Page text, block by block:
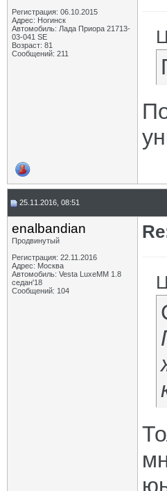
Регистрация: 06.10.2015
Адрес: Ногинск
Автомобиль: Лада Приора 21713-
03-041 SE
Возраст: 81
Сообщений: 211
25.11.2016, 08:51
enalbandian
Продвинутый
Регистрация: 22.11.2016
Адрес: Москва
Автомобиль: Vesta LuxeMM 1.8
седан'18
Сообщений: 104